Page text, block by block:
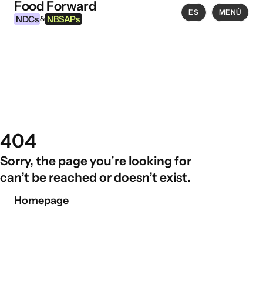
Ir al contenido
Food Forward
NDCs & NBSAPs
ES MENÚ
¿Qué son las NBSAPs?
Por qué actuar sobre la agricultura y los
sistemas alimentarios
ÁREAS DE INTERVENCIÓN ALIMENTARIA
404
Sorry, the page you’re looking for
can’t be reached or doesn’t exist.
Homepage